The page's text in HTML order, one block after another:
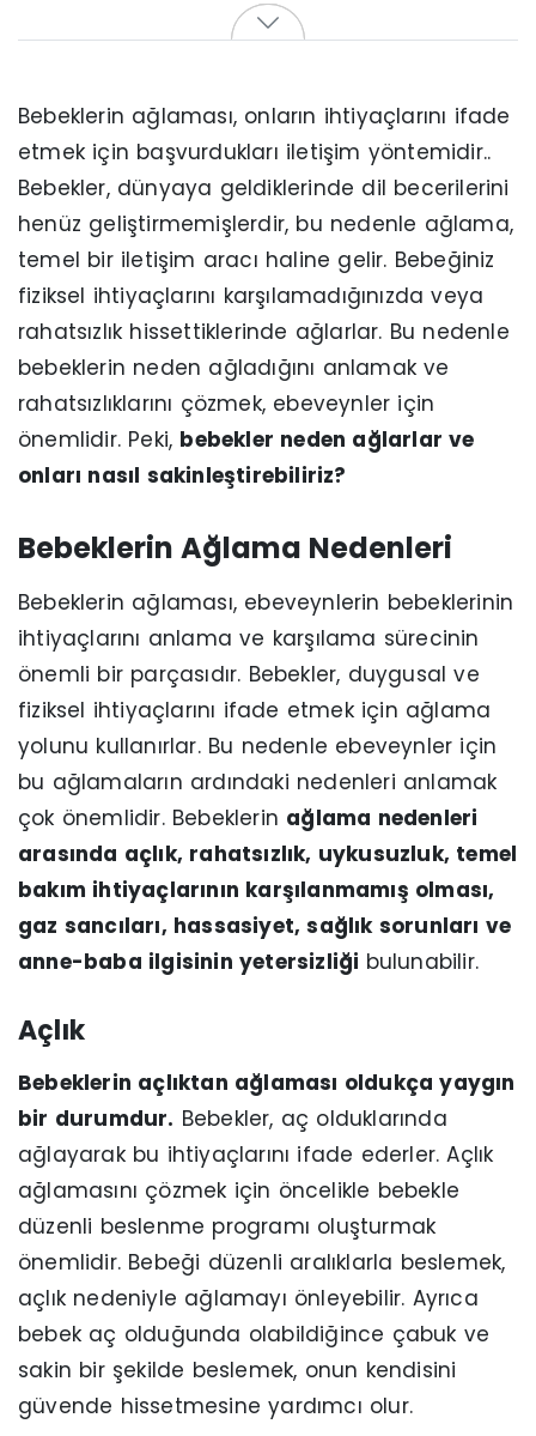
Bebeklerin ağlaması, onların ihtiyaçlarını ifade
etmek için başvurdukları iletişim yöntemidir..
Bebekler, dünyaya geldiklerinde dil becerilerini
henüz geliştirmemişlerdir, bu nedenle ağlama,
temel bir iletişim aracı haline gelir. Bebeğiniz
fiziksel ihtiyaçlarını karşılamadığınızda veya
rahatsızlık hissettiklerinde ağlarlar. Bu nedenle
bebeklerin neden ağladığını anlamak ve
rahatsızlıklarını çözmek, ebeveynler için
önemlidir. Peki, bebekler neden ağlarlar ve
onları nasıl sakinleştirebiliriz?
Bebeklerin Ağlama Nedenleri
Bebeklerin ağlaması, ebeveynlerin bebeklerinin
ihtiyaçlarını anlama ve karşılama sürecinin
önemli bir parçasıdır. Bebekler, duygusal ve
fiziksel ihtiyaçlarını ifade etmek için ağlama
yolunu kullanırlar. Bu nedenle ebeveynler için
bu ağlamaların ardındaki nedenleri anlamak
çok önemlidir. Bebeklerin ağlama nedenleri
arasında açlık, rahatsızlık, uykusuzluk, temel
bakım ihtiyaçlarının karşılanmamış olması,
gaz sancıları, hassasiyet, sağlık sorunları ve
anne-baba ilgisinin yetersizliği bulunabilir.
Açlık
Bebeklerin açlıktan ağlaması oldukça yaygın
bir durumdur. Bebekler, aç olduklarında
ağlayarak bu ihtiyaçlarını ifade ederler. Açlık
ağlamasını çözmek için öncelikle bebekle
düzenli beslenme programı oluşturmak
önemlidir. Bebeği düzenli aralıklarla beslemek,
açlık nedeniyle ağlamayı önleyebilir. Ayrıca
bebek aç olduğunda olabildiğince çabuk ve
sakin bir şekilde beslemek, onun kendisini
güvende hissetmesine yardımcı olur.